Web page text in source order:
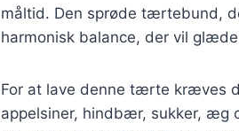
måltid. Den sprøde tærtebund,
harmonisk balance, der vil
For at lave denne tærte kræves
appelsiner, hindbær, sukker, æg